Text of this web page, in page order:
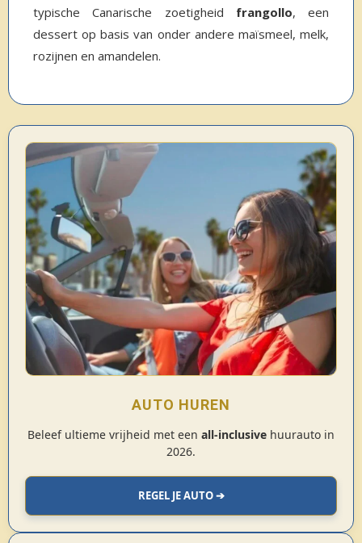
typische Canarische zoetigheid frangollo, een
dessert op basis van onder andere maïsmeel, melk,
rozijnen en amandelen.
AUTO HUREN
Beleef ultieme vrijheid met een all-inclusive huurauto in
2026.
REGEL JE AUTO ➔